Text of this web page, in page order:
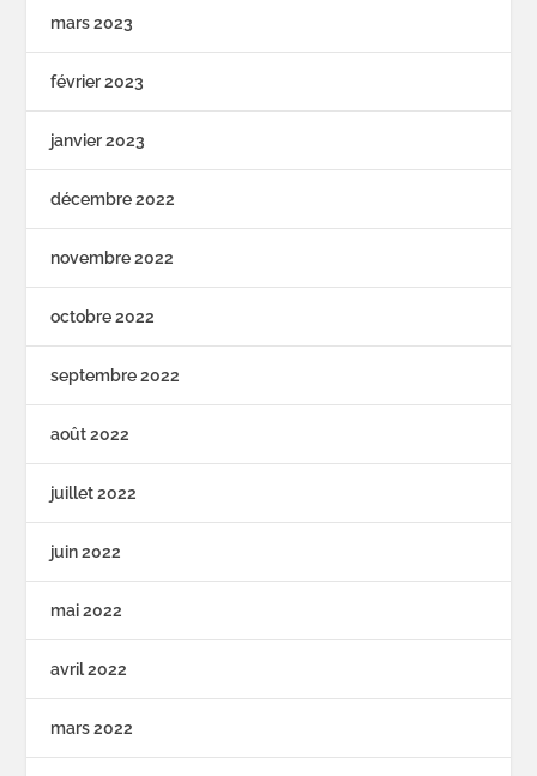
mars 2023
février 2023
janvier 2023
décembre 2022
novembre 2022
octobre 2022
septembre 2022
août 2022
juillet 2022
juin 2022
mai 2022
avril 2022
mars 2022